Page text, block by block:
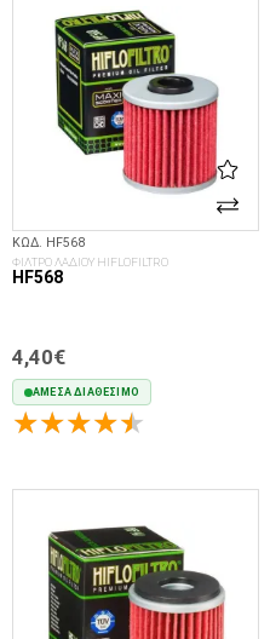
ΚΩΔ. HF568
ΦΙΛΤΡΟ ΛΑΔΙΟΥ HIFLOFILTRO
HF568
4,40€
ΆΜΕΣΑ ΔΙΑΘΈΣΙΜΟ